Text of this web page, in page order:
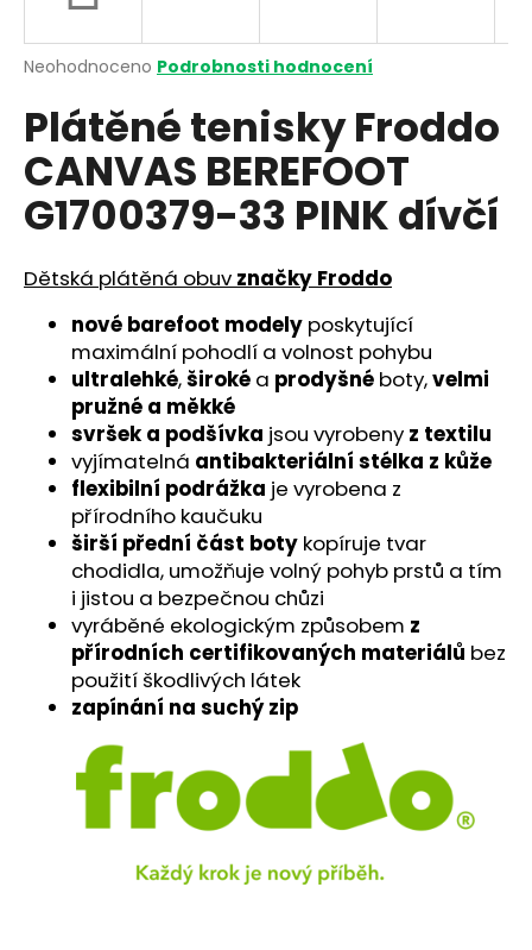
Průměrné
produktu
je
0,0
z
5
hvězdiček.
Neohodnoceno Podrobnosti hodnocení
Plátěné tenisky Froddo
CANVAS BEREFOOT
G1700379-33 PINK dívčí
Dětská plátěná obuv značky Froddo
nové barefoot modely poskytující
maximální pohodlí a volnost pohybu
ultralehké,široké a prodyšné boty,velmi
pružné a měkké
svršek a podšívka jsou vyrobeny z textilu
vyjímatelná antibakteriální stélka z kůže
flexibilní podrážka je vyrobena z
přírodního kaučuku
širší přední část boty kopíruje tvar
chodidla, umožňuje volný pohyb prstů a tím
i jistou a bezpečnou chůzi
vyráběné ekologickým způsobem z
přírodních certifikovaných materiálů bez
použití škodlivých látek
zapínání na suchý zip
j
t
?
HLEDAT